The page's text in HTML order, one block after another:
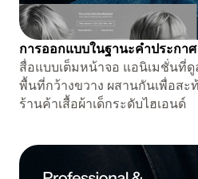
การออกแบบในฐานะคำประกาศ
สื่อแบบเต็มหน้าจอ แอนิเมชั่นที่
พื้นที่กว้างขวาง ผสานกันเพื่อส
ร้านค้าเสื้อผ้าเด็กระดับไฮเอนด์